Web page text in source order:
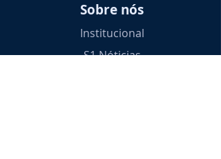
Sobre nós
Institucional
S1 Nóticias